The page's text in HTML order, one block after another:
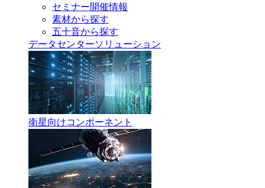
セミナー開催情報
素材から探す
五十音から探す
データセンターソリューション
衛星向けコンポーネント